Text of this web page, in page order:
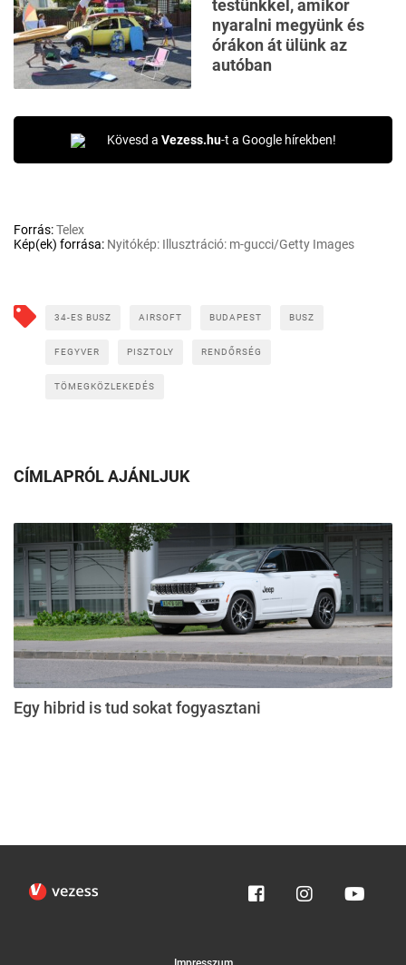
testünkkel, amikor
nyaralni megyünk és
órákon át ülünk az
autóban
Kövesd a Vezess.hu-t a Google hírekben!
Forrás:Telex
Kép(ek) forrása: Nyitókép: Illusztráció: m-gucci/Getty Images
34-ES BUSZ AIRSOFT BUDAPEST BUSZ
FEGYVER PISZTOLY RENDŐRSÉG
TÖMEGKÖZLEKEDÉS
CÍMLAPRÓL AJÁNLJUK
Egy hibrid is tud sokat fogyasztani